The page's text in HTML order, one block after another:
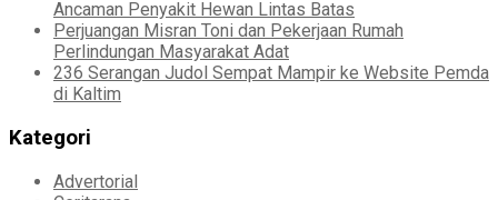
Ancaman Penyakit Hewan Lintas Batas
Perjuangan Misran Toni dan Pekerjaan Rumah
Perlindungan Masyarakat Adat
236 Serangan Judol Sempat Mampir ke Website Pemda
di Kaltim
Kategori
Advertorial